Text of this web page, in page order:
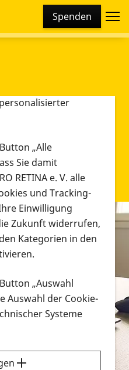
Spenden
nach Infonmaterial
bzw. herunterladen
Cookies und
Cookies und
„Alle
Sie damit
RETINA e. V. alle
und Tracking-
Einwilligung
Zukunft widerrufen,
Kategorien in den
„Auswahl
Auswahl der Cookie-
Systeme